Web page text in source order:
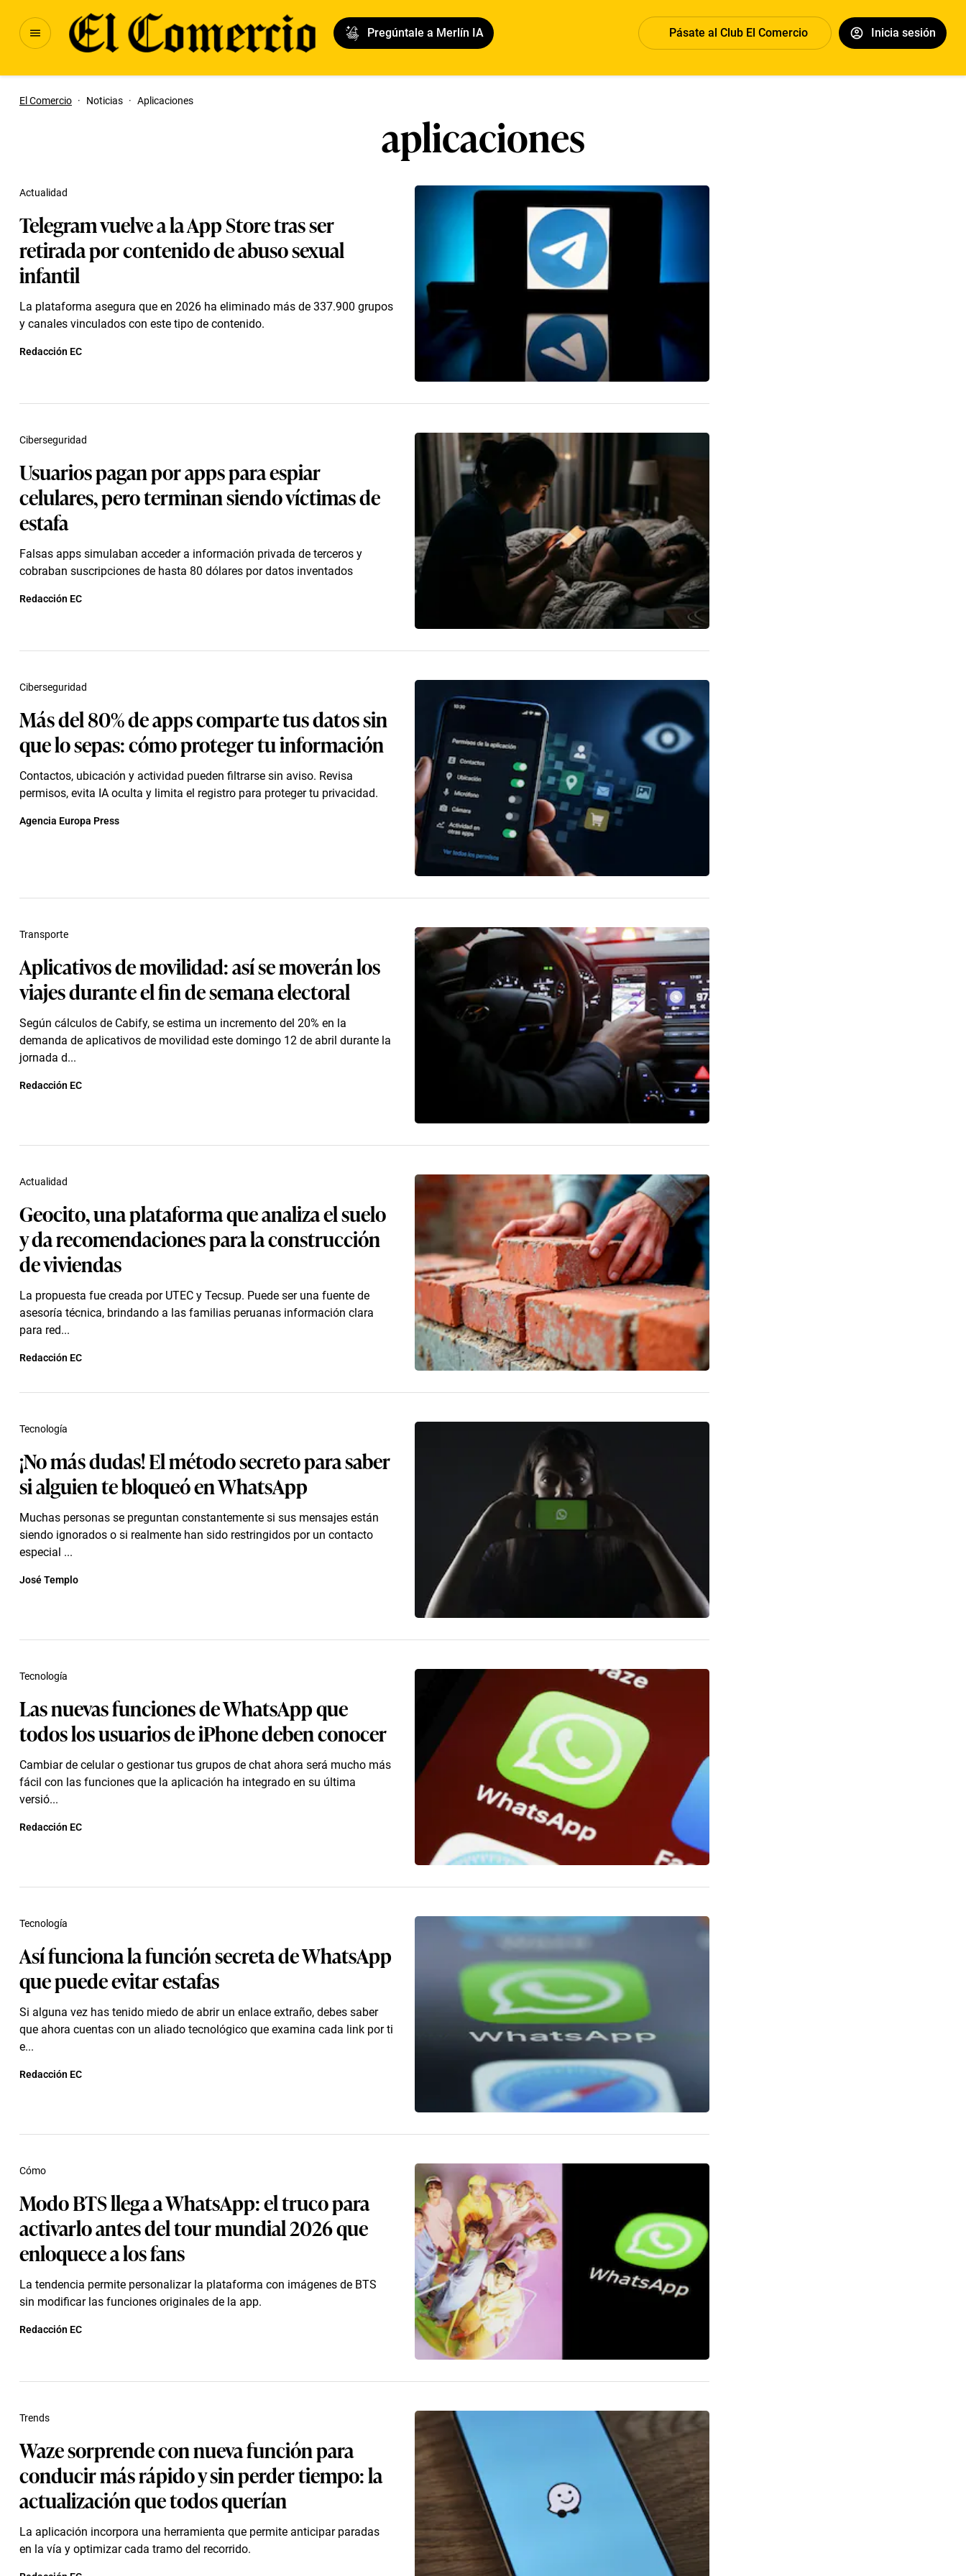
Pregúntale a Merlín IA Pásate al Club El Comercio Inicia sesión
El Comercio · Noticias · Aplicaciones
aplicaciones
Telegram vuelve a la App Store tras ser
retirada por contenido de abuso sexual
infantil
La plataforma asegura que en 2026 ha eliminado más de 337.900 grupos
y canales vinculados con este tipo de contenido.
Actualidad
Redacción EC
Usuarios pagan por apps para espiar
celulares, pero terminan siendo víctimas de
estafa
Falsas apps simulaban acceder a información privada de terceros y
cobraban suscripciones de hasta 80 dólares por datos inventados
Ciberseguridad
Redacción EC
Más del 80% de apps comparte tus datos sin
que lo sepas: cómo proteger tu información
Contactos, ubicación y actividad pueden filtrarse sin aviso. Revisa
permisos, evita IA oculta y limita el registro para proteger tu privacidad.
Ciberseguridad
Agencia Europa Press
Aplicativos de movilidad: así se moverán los
viajes durante el fin de semana electoral
Según cálculos de Cabify, se estima un incremento del 20% en la
demanda de aplicativos de movilidad este domingo 12 de abril durante la
jornada d...
Transporte
Redacción EC
Geocito, una plataforma que analiza el suelo
y da recomendaciones para la construcción
de viviendas
La propuesta fue creada por UTEC y Tecsup. Puede ser una fuente de
asesoría técnica, brindando a las familias peruanas información clara
para red...
Actualidad
Redacción EC
¡No más dudas! El método secreto para saber
si alguien te bloqueó en WhatsApp
Muchas personas se preguntan constantemente si sus mensajes están
siendo ignorados o si realmente han sido restringidos por un contacto
especial ...
Tecnología
José Templo
Las nuevas funciones de WhatsApp que
todos los usuarios de iPhone deben conocer
Cambiar de celular o gestionar tus grupos de chat ahora será mucho más
fácil con las funciones que la aplicación ha integrado en su última
versió...
Tecnología
Redacción EC
Así funciona la función secreta de WhatsApp
que puede evitar estafas
Si alguna vez has tenido miedo de abrir un enlace extraño, debes saber
que ahora cuentas con un aliado tecnológico que examina cada link por ti
e...
Tecnología
Redacción EC
Modo BTS llega a WhatsApp: el truco para
activarlo antes del tour mundial 2026 que
enloquece a los fans
La tendencia permite personalizar la plataforma con imágenes de BTS
sin modificar las funciones originales de la app.
Cómo
Redacción EC
Waze sorprende con nueva función para
conducir más rápido y sin perder tiempo: la
actualización que todos querían
La aplicación incorpora una herramienta que permite anticipar paradas
en la vía y optimizar cada tramo del recorrido.
Trends